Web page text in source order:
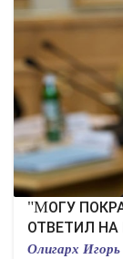
"МОГУ ПОКРАСИТЬ ЛАРЕК": КОЛОМОЙСКИЙ
ОТВЕТИЛ НА
Олигарх